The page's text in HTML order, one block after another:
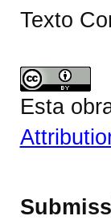
Texto
Esta